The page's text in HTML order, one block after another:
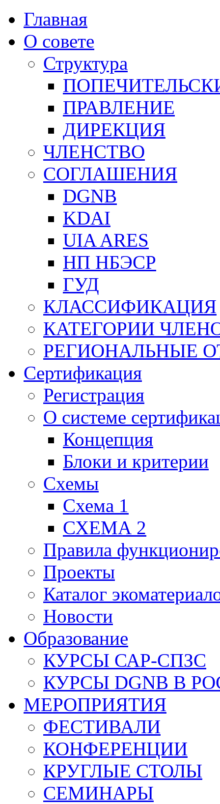
Главная
О совете
Структура
ПРАВЛЕНИЕ
ДИРЕКЦИЯ
ЧЛЕНСТВО
СОГЛАШЕНИЯ
DGNB
KDAI
UIA ARES
НП НБЭСР
ГУД
КЛАССИФИКАЦИЯ
КАТЕГОРИИ
РЕГИОНАЛЬНЫЕ
Сертификация
Регистрация
О системе
Концепция
Блоки и критерии
Схемы
Схема 1
СХЕМА 2
Правила
Проекты
Каталог
Новости
Образование
КУРСЫ САР-СПЗС
КУРСЫ DGNB В
МЕРОПРИЯТИЯ
ФЕСТИВАЛИ
КОНФЕРЕНЦИИ
КРУГЛЫЕ СТОЛЫ
СЕМИНАРЫ